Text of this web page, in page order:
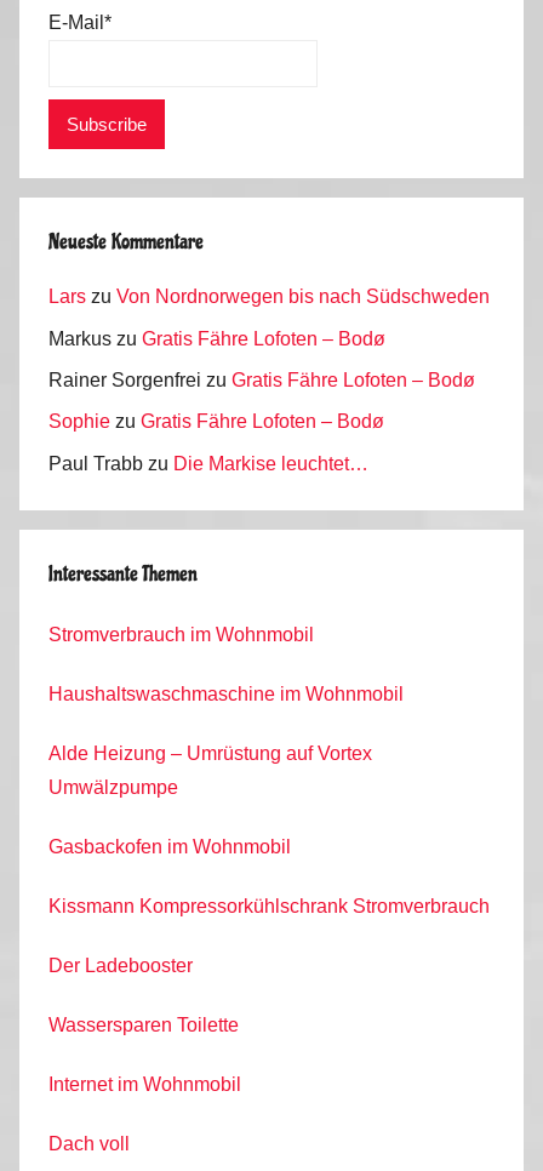
n
u
g
l
2
1
6
E-Mail*
Neueste Kommentare
Lars zu Von Nordnorwegen bis nach Südschweden
Markus zu Gratis Fähre Lofoten – Bodø
Rainer Sorgenfrei zu Gratis Fähre Lofoten – Bodø
Sophie zu Gratis Fähre Lofoten – Bodø
Paul Trabb zu Die Markise leuchtet…
Interessante Themen
Stromverbrauch im Wohnmobil
Haushaltswaschmaschine im Wohnmobil
Alde Heizung – Umrüstung auf Vortex
Umwälzpumpe
Gasbackofen im Wohnmobil
Kissmann Kompressorkühlschrank Stromverbrauch
Der Ladebooster
Wassersparen Toilette
Internet im Wohnmobil
Dach voll